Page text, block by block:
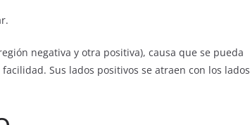
negativa y otra positiva), causa que se pueda
Sus lados positivos se atraen con los lados